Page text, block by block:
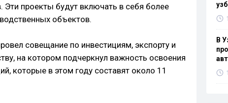
проекты будут включать в себя более
объектов.
совещание по инвестициям, экспорту и
на котором подчеркнул важность освоения
которые в этом году составят около 11
В